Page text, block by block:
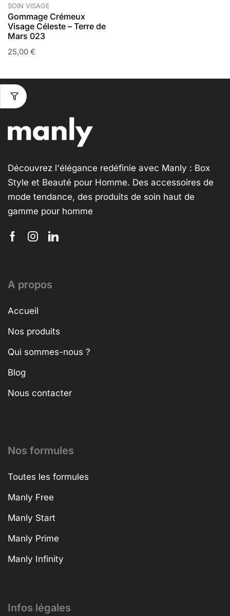
SOIN VISAGE
Gommage Crémeux
Visage Céleste – Terre de
Mars 023
25,00 €
Découvrez l'élégance redéfinie avec Manly : Box
Style et Beauté pour Homme. Des accessoires de
mode tendance, des produits de soin haut de
gamme pour homme
A propos
Accueil
Nos produits
Qui sommes-nous ?
Blog
Nous contacter
Nos formules
Toutes les formules
Manly Free
Manly Start
Manly Prime
Manly Infinity
Infos légales